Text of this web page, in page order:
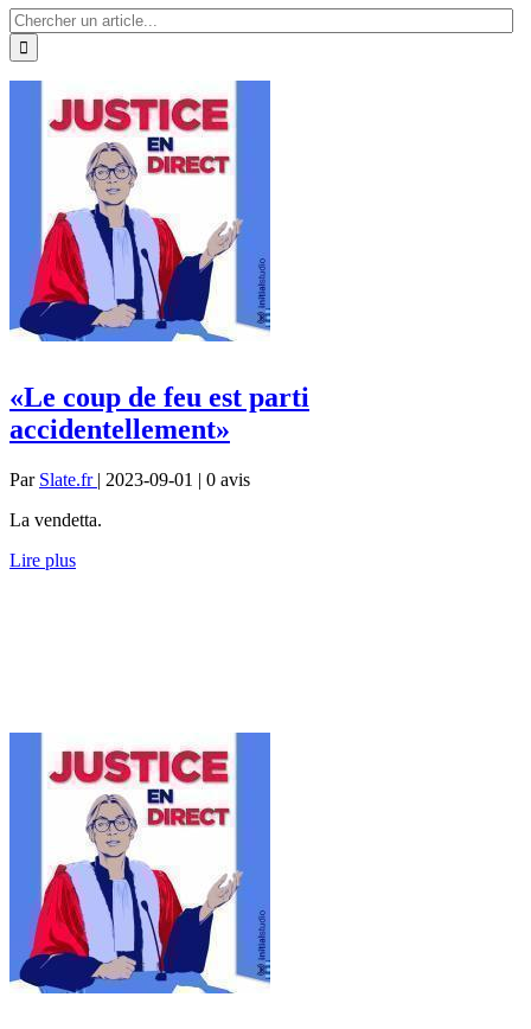
«Le coup de feu est parti
accidentellement»
Par Slate.fr | 2023-09-01 | 0 avis
La vendetta.
Lire plus